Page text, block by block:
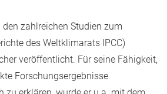
zahlreichen Studien zum
des Weltklimarats IPCC)
veröffentlicht. Für seine Fähigkeit,
Forschungsergebnisse